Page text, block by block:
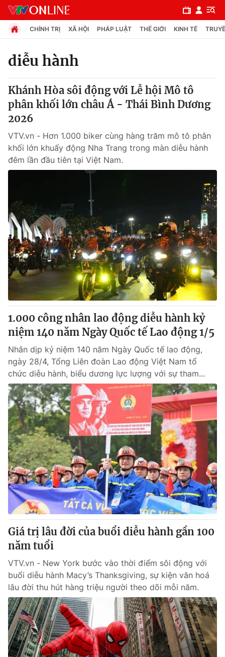
Chuyên mục
Chính trị
Pháp luật
Thế giới
Tin tức
Thế giới đó đây
Câu chuyện quốc tế
Kinh tế
Tài chính
Góc doanh nghiệp
Dữ liệu và đời sống
Truyền hình
Phim VTV
Hậu trường
Nhân vật
Khán giả
Giải sao mai
Giải trí
Điện ảnh
Âm nhạc
Sao
Đời sống
Du lịch
Làm đẹp
Chất lượng cuộc sống
Giáo dục
Tuyển sinh
Học trực tuyến
Công nghệ
Hitech Công nghệ tương lai
Sản phẩm
Thị trường
Tư vấn
Giao lưu trực tuyến
Lịch phát sóng
Chuyên mục khác
Emagazine Podcast
Photo Infographic
Video Shorts video
VTV Money VTV Thể thao
VTV Sức khoẻ Bất động sản
CHÍNH TRỊ XÃ HỘI PHÁP LUẬT THẾ GIỚI KINH TẾ
diễu hành
Khánh Hòa sôi động với Lễ hội Mô tô
phân khối lớn châu Á - Thái Bình Dương
2026
VTV.vn - Hơn 1.000 biker cùng hàng trăm mô tô phân
khối lớn khuấy động Nha Trang trong màn diễu hành
đêm lần đầu tiên tại Việt Nam.
1.000 công nhân lao động diễu hành kỷ
niệm 140 năm Ngày Quốc tế Lao động 1/5
Nhân dịp kỷ niệm 140 năm Ngày Quốc tế lao động,
ngày 28/4, Tổng Liên đoàn Lao động Việt Nam tổ
chức diễu hành, biểu dương lực lượng với sự tham...
Giá trị lâu đời của buổi diễu hành gần 100
năm tuổi
VTV.vn - New York bước vào thời điểm sôi động với
buổi diễu hành Macy’s Thanksgiving, sự kiện văn hoá
lâu đời thu hút hàng triệu người theo dõi mỗi năm.